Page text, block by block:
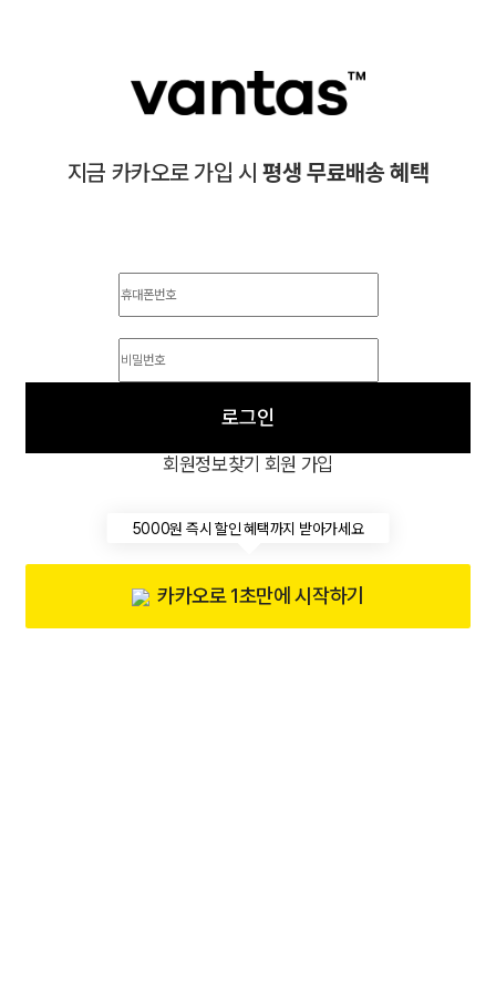
지금 카카오로 가입 시평생 무료배송 혜택
로그인
회원정보찾기 회원 가입
5000원 즉시 할인 혜택까지 받아가세요
카카오로 1초만에 시작하기